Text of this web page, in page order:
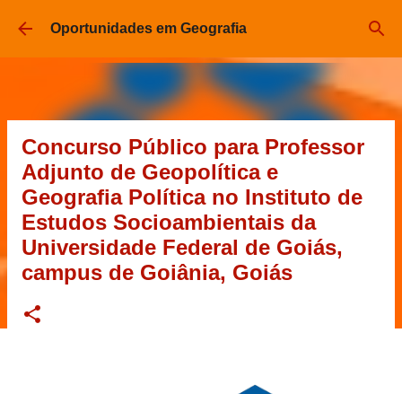
Pular para o conteúdo principal
Oportunidades em Geografia
Concurso Público para Professor
Adjunto de Geopolítica e
Geografia Política no Instituto de
Estudos Socioambientais da
Universidade Federal de Goiás,
campus de Goiânia, Goiás